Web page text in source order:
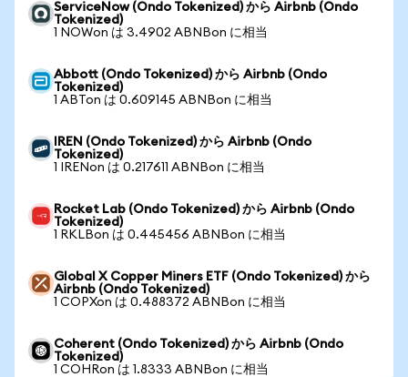
ServiceNow (Ondo Tokenized) から Airbnb (Ondo
Tokenized)
1 NOWon は 3.4902 ABNBon に相当
Abbott (Ondo Tokenized) から Airbnb (Ondo
Tokenized)
1 ABTon は 0.609145 ABNBon に相当
IREN (Ondo Tokenized) から Airbnb (Ondo
Tokenized)
1 IRENon は 0.217611 ABNBon に相当
Rocket Lab (Ondo Tokenized) から Airbnb (Ondo
Tokenized)
1 RKLBon は 0.445456 ABNBon に相当
Global X Copper Miners ETF (Ondo Tokenized) から
Airbnb (Ondo Tokenized)
1 COPXon は 0.488372 ABNBon に相当
Coherent (Ondo Tokenized) から Airbnb (Ondo
Tokenized)
1 COHRon は 1.8333 ABNBon に相当